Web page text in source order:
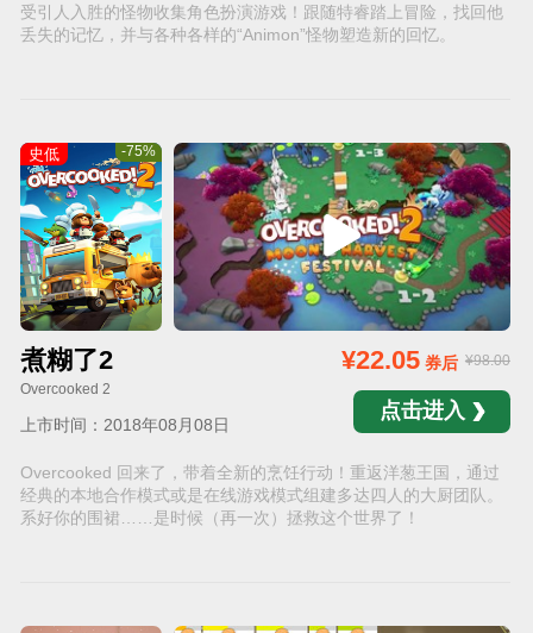
受引人入胜的怪物收集角色扮演游戏！跟随特睿踏上冒险，找回他
丢失的记忆，并与各种各样的“Animon”怪物塑造新的回忆。
史低 -75%
煮糊了2
Overcooked 2
上市时间：2018年08月08日
¥98.00
¥22.05券后
点击进入
Overcooked 回来了，带着全新的烹饪行动！重返洋葱王国，通过
经典的本地合作模式或是在线游戏模式组建多达四人的大厨团队。
系好你的围裙……是时候（再一次）拯救这个世界了！